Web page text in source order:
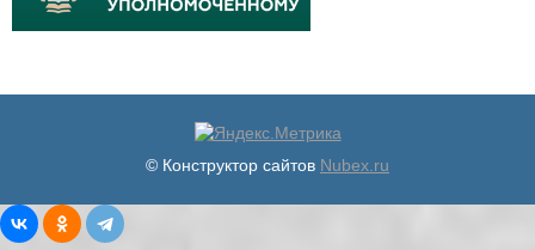
© Конструктор сайтов Nubex.ru